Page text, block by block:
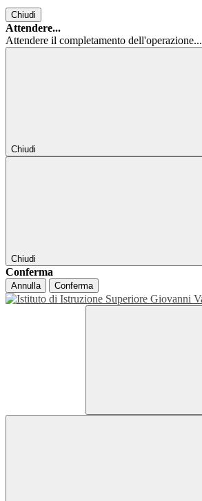
Chiudi
Attendere...
Attendere il completamento dell'operazione...
Chiudi
Chiudi
Conferma
Annulla Conferma